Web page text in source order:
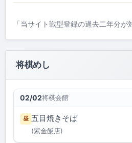
「当サイト戦型登録の過去二年分が
将棋めし
02/02将棋会館
昼 五目焼きそば
(紫金飯店)